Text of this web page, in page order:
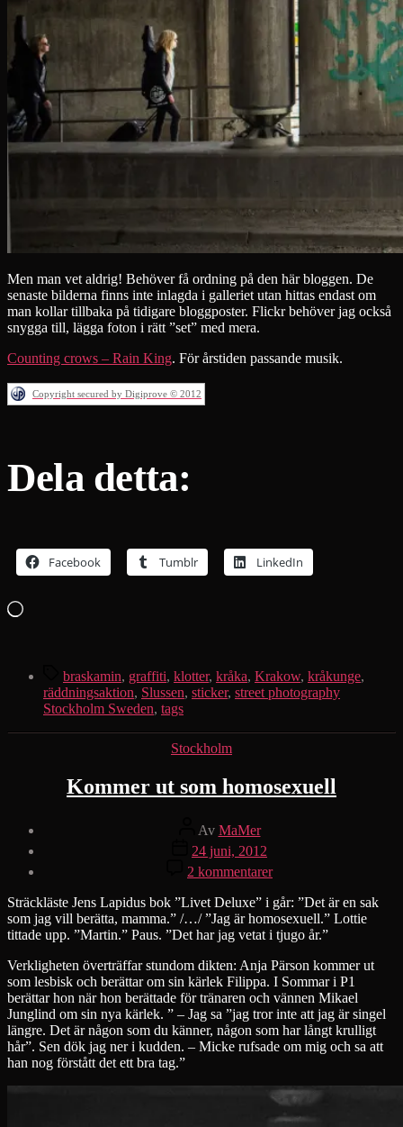
Men man vet aldrig! Behöver få ordning på den här bloggen. De
senaste bilderna finns inte inlagda i galleriet utan hittas endast om
man kollar tillbaka på tidigare bloggposter. Flickr behöver jag också
snygga till, lägga foton i rätt ”set” med mera.
Counting crows – Rain King. För årstiden passande musik.
Copyright secured by Digiprove © 2012
Dela detta:
Facebook Tumblr LinkedIn
Laddar
Etiketter
braskamin, graffiti, klotter, kråka, Krakow, kråkunge,
räddningsaktion, Slussen, sticker, street photography
Stockholm Sweden, tags
Kategorier
Stockholm
Kommer ut som homosexuell
Inläggsförfattare
Av MaMer
Inläggsdatum
24 juni, 2012
2 kommentarertill
Kommer
ut
som
homosexuell
Sträckläste Jens Lapidus bok ”Livet Deluxe” i går: ”Det är en sak
som jag vill berätta, mamma.” /…/ ”Jag är homosexuell.” Lottie
tittade upp. ”Martin.” Paus. ”Det har jag vetat i tjugo år.”
Verkligheten överträffar stundom dikten: Anja Pärson kommer ut
som lesbisk och berättar om sin kärlek Filippa. I Sommar i P1
berättar hon när hon berättade för tränaren och vännen Mikael
Junglind om sin nya kärlek. ” – Jag sa ”jag tror inte att jag är singel
längre. Det är någon som du känner, någon som har långt krulligt
hår”. Sen dök jag ner i kudden. – Micke rufsade om mig och sa att
han nog förstått det ett bra tag.”